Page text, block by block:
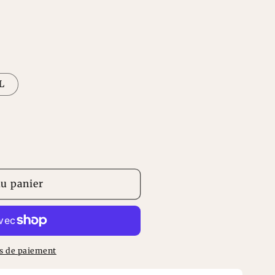
panier
de paiement